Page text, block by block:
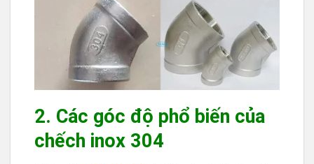
2. Các góc độ phổ biến của
chếch inox 304